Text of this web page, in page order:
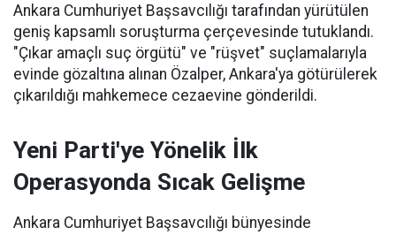
Ankara Cumhuriyet Başsavcılığı tarafından yürütülen
geniş kapsamlı soruşturma çerçevesinde tutuklandı.
"Çıkar amaçlı suç örgütü" ve "rüşvet" suçlamalarıyla
evinde gözaltına alınan Özalper, Ankara'ya götürülerek
çıkarıldığı mahkemece cezaevine gönderildi.
Yeni Parti'ye Yönelik İlk
Operasyonda Sıcak Gelişme
Ankara Cumhuriyet Başsavcılığı bünyesinde